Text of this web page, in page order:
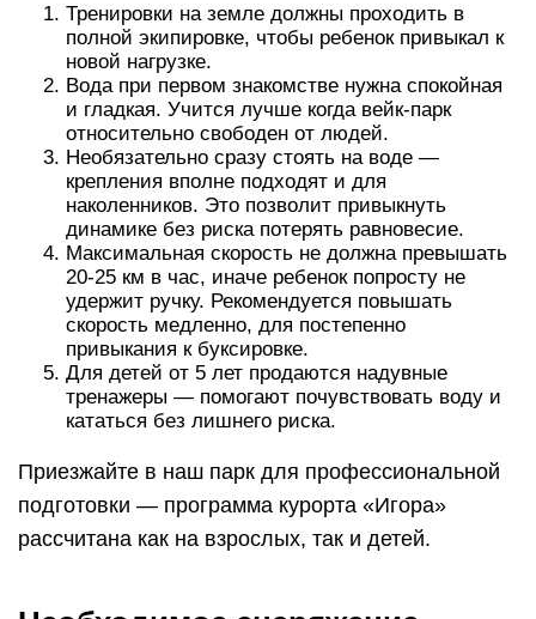
Тренировки на земле должны проходить в
полной экипировке, чтобы ребенок привыкал к
новой нагрузке.
Вода при первом знакомстве нужна спокойная
и гладкая. Учится лучше когда вейк-парк
относительно свободен от людей.
Необязательно сразу стоять на воде —
крепления вполне подходят и для
наколенников. Это позволит привыкнуть
динамике без риска потерять равновесие.
Максимальная скорость не должна превышать
20-25 км в час, иначе ребенок попросту не
удержит ручку. Рекомендуется повышать
скорость медленно, для постепенно
привыкания к буксировке.
Для детей от 5 лет продаются надувные
тренажеры — помогают почувствовать воду и
кататься без лишнего риска.
Приезжайте в наш парк для профессиональной
подготовки — программа курорта «Игора»
рассчитана как на взрослых, так и детей.